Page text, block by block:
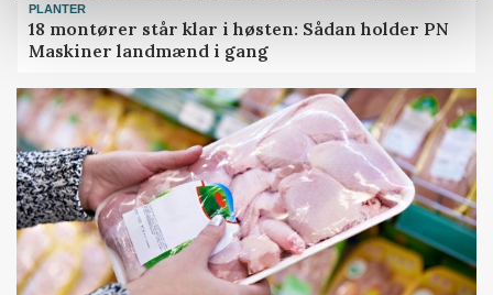
PLANTER
18 montører står klar i høsten: Sådan holder PN
Maskiner landmænd i gang